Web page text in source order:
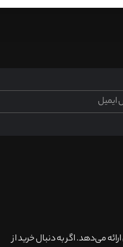
ارائه می‌دهد. اگر به دنبال خرید از